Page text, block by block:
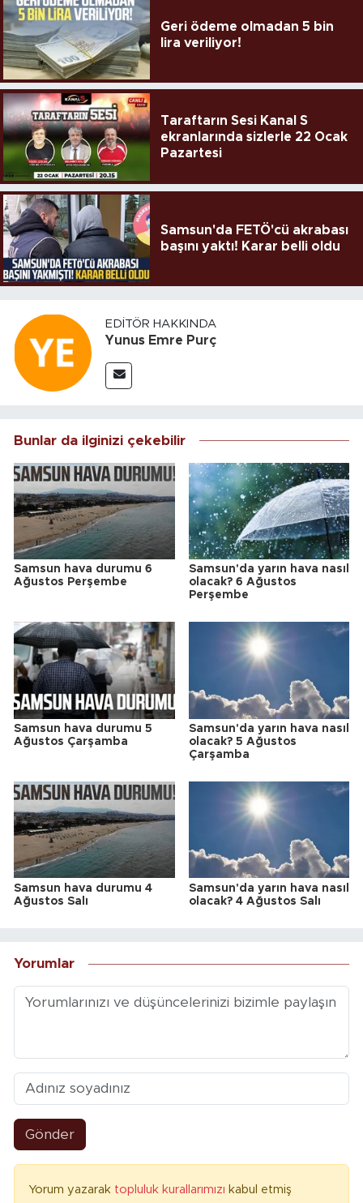
Geri ödeme olmadan 5 bin
lira veriliyor!
Taraftarın Sesi Kanal S
ekranlarında sizlerle 22 Ocak
Pazartesi
Samsun'da FETÖ'cü akrabası
başını yaktı! Karar belli oldu
EDITÖR HAKKINDA
Yunus Emre Purç
Bunlar da ilginizi çekebilir
Samsun hava durumu 6
Ağustos Perşembe
Samsun'da yarın hava nasıl
olacak? 6 Ağustos
Perşembe
Samsun hava durumu 5
Ağustos Çarşamba
Samsun'da yarın hava nasıl
olacak? 5 Ağustos
Çarşamba
Samsun hava durumu 4
Ağustos Salı
Samsun'da yarın hava nasıl
olacak? 4 Ağustos Salı
Yorumlar
Gönder
Yorum yazarak topluluk kurallarımızı kabul etmiş